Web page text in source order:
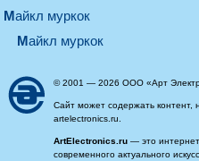
майкл муркок
майкл муркок
© 2001 — 2026 ООО «Арт
Сайт может содержать контент,
artelectronics.ru.
ArtElectronics.ru — это
современного актуального